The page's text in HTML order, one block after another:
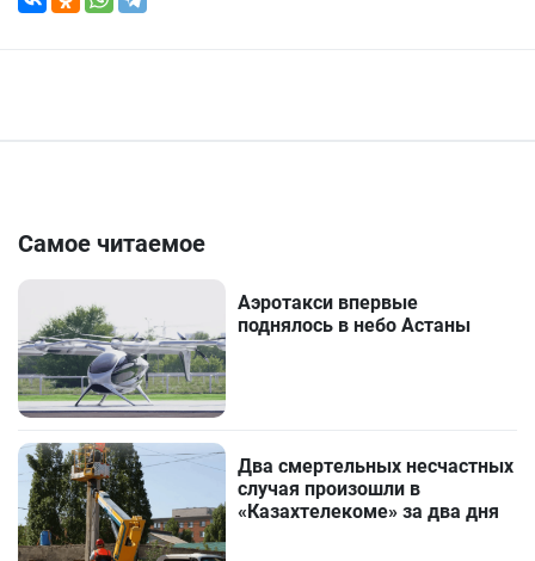
Самое читаемое
Аэротакси впервые
поднялось в небо Астаны
Два смертельных несчастных
случая произошли в
«Казахтелекоме» за два дня